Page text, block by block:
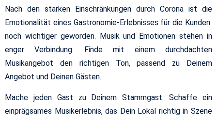
Nach den starken Einschränkungen durch Corona ist die
Emotionalität eines Gastronomie-Erlebnisses für die Kunden
noch wichtiger geworden. Musik und Emotionen stehen in
enger Verbindung. Finde mit einem durchdachten
Musikangebot den richtigen Ton, passend zu Deinem
Angebot und Deinen Gästen.
Mache jeden Gast zu Deinem Stammgast: Schaffe ein
einprägsames Musikerlebnis, das Dein Lokal richtig in Szene